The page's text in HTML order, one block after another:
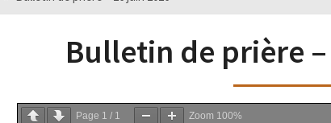
Bulletin de prière
Page 1 / 1 Zoom 100%